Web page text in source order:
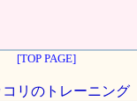
[TOP PAGE]
コリのトレーニング